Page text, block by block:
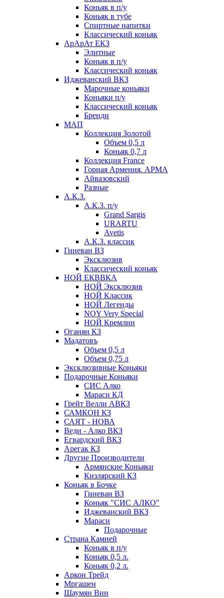
Коньяк в п/у
Коньяк в тубе
Спиртные напитки
Классический коньяк
АрАрАт ЕКЗ
Элитные
Коньяк в п/у
Классический коньяк
Иджеванский ВКЗ
Марочные коньяки
Коньяки п/у
Классический коньяк
Бренди
МАП
Коллекция Золотой
Объем 0,5 л
Коньяк 0,7 л
Коллекция France
Горная Армения. АРМА
Айвазовский
Разные
А.К.З.
А.К.З. п/у
Grand Sargis
URARTU
Avetis
А.К.З. классик
Гиневан ВЗ
Эксклюзив
Классический коньяк
НОЙ ЕКВВКА
НОЙ Эксклюзив
НОЙ Классик
НОЙ Легенды
NOY Very Speсial
НОЙ Кремлин
Оганян КЗ
Мадатовъ
Объем 0,5 л
Объем 0,75 л
Эксклюзивные Коньяки
Подарочные Коньяки
СИС Алко
Мараси КД
Грейт Велли АВКЗ
САМКОН КЗ
САЯТ - НОВА
Веди - Алко ВКЗ
Егвардский ВКЗ
Арегак КЗ
Другие Производители
Армянские Коньяки
Кизлярский КЗ
Коньяк в Бочке
Гиневан ВЗ
Коньяк "СИС АЛКО"
Иджеванский ВКЗ
Мараси
Подарочные
Страна Камней
Коньяк в п/у
Коньяк 0,5 л.
Коньяк 0,2 л.
Аркон Трейд
Мргашен
Шаумян Вин